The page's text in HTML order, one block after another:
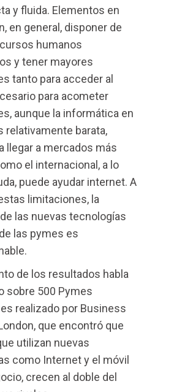
y fluida. Elementos en
en general, disponer de
humanos
y tener mayores
tanto para acceder al
para acometer
aunque la informática en
relativamente barata,
llegar a mercados más
el internacional, a lo
puede ayudar internet. A
limitaciones, la
las nuevas tecnologías
las pymes es
de los resultados habla
sobre 500 Pymes
realizado por Business
que encontró que
utilizan nuevas
como Internet y el móvil
crecen al doble del